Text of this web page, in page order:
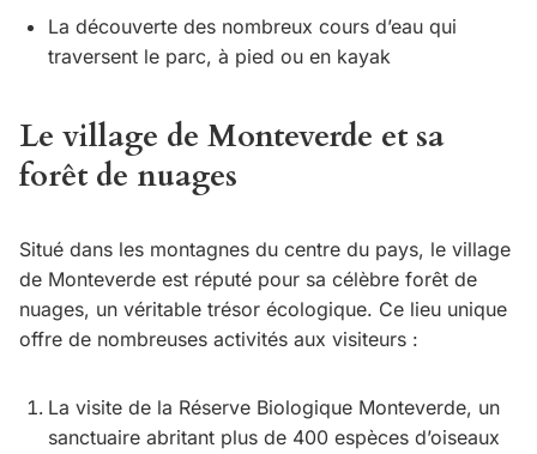
La découverte des nombreux cours d’eau qui
traversent le parc, à pied ou en kayak
Le village de Monteverde et sa
forêt de nuages
Situé dans les montagnes du centre du pays, le village
de Monteverde est réputé pour sa célèbre forêt de
nuages, un véritable trésor écologique. Ce lieu unique
offre de nombreuses activités aux visiteurs :
La visite de la Réserve Biologique Monteverde, un
sanctuaire abritant plus de 400 espèces d’oiseaux